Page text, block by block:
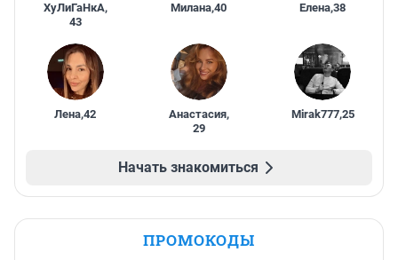
ХуЛиГаНкА,
43
Милана,40 Елена,38
Лена,42 Анастасия,
29
Mirak777,25
Начать знакомиться
ПРОМОКОДЫ